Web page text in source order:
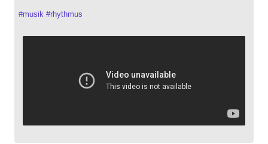
#musik #rhythmus